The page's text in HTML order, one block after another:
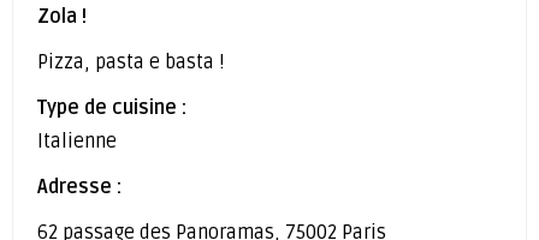
Zola !
Pizza, pasta e basta !
Type de cuisine :
Italienne
Adresse :
62 passage des Panoramas, 75002 Paris